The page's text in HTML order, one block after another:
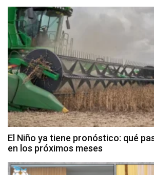
El Niño ya tiene pronóstico: qué
en los próximos meses